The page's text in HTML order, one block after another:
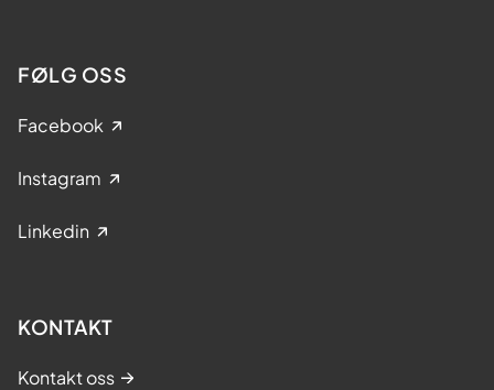
FØLG OSS
Facebook
Instagram
Linkedin
KONTAKT
Kontakt oss